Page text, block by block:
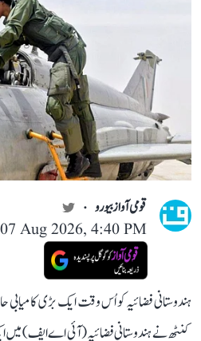
قومی آواز بیورو
Aug 2026, 4:40 PM
ہندوستانی فضائیہ کو اُس وقت ایک بڑی
کنٹھ نے ہندوستانی فضائیہ (آئی اے ایف) میں